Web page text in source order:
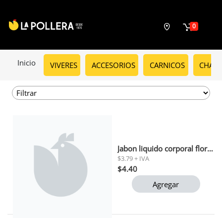
0
Inicio VIVERES ACCESORIOS CARNICOS
Jabon liquido corporal flor de manzana alive 443ml
$3.79 + IVA
$4.40
Agregar